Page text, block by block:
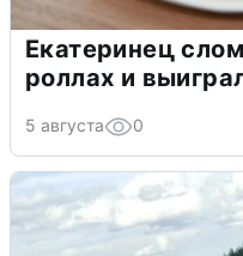
Екатеринец
роллах и
5 августа 0